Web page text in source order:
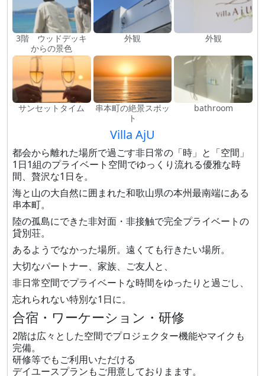
3階 ウッドデッキ
からの景色
外観 外観
サンセットタイム
串本町の絶景スポッ
ト
bathroom
Villa AjU
都会から離れた場所で過ごす非日常の「時」と「空間」
1日1組のプライベート空間でゆっくり流れる優雅な時
間、贅沢な1日を。
海と山の大自然に囲まれた​和歌山県の本州最南端にある
串本町。
​陸の孤島にできた​非対面・非接触で完全プライベートの
貸別荘。
あるようでなかった場所。遠くても行きたい場所。
大切なパートナー、家族、ご友人と、
非日常空間でプライベートな時間をゆったりと過ごし、
忘れられない特別な1日に。
合宿・ワーケーション・研修
2階は広々とした空間でプロジェクター機能やマイクも
完備。
研修等でもご利用いただける
デイユースプランもご用意しておりまます。